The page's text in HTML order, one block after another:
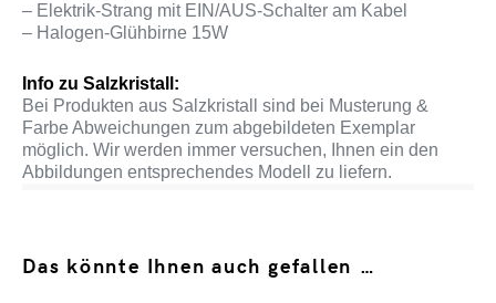
– Elektrik-Strang mit EIN/AUS-Schalter am Kabel
– Halogen-Glühbirne 15W
Info zu Salzkristall:
Bei Produkten aus Salzkristall sind bei Musterung &
Farbe Abweichungen zum abgebildeten Exemplar
möglich. Wir werden immer versuchen, Ihnen ein den
Abbildungen entsprechendes Modell zu liefern.
Das könnte Ihnen auch gefallen …